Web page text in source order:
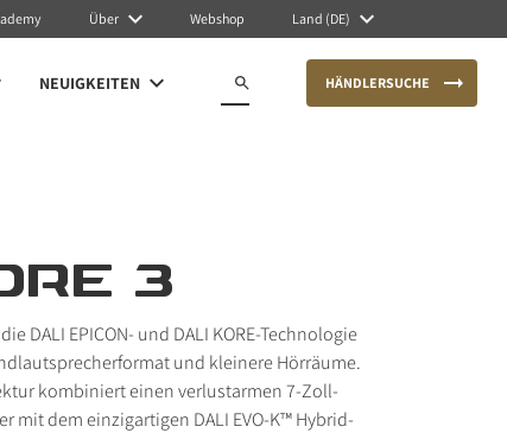
Über Webshop Land (DE)
NEUIGKEITEN HÄNDLERSUCHE
3
DALI EPICON- und DALI KORE-Technologie
und kleinere Hörräume.
kombiniert einen verlustarmen 7-Zoll-
mit dem einzigartigen DALI EVO-K™ Hybrid-